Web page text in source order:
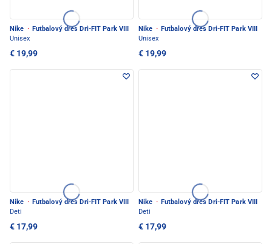
Nike · Futbalový dres Dri-FIT Park VIII
Unisex
€ 19,99
Nike · Futbalový dres Dri-FIT Park VIII
Unisex
€ 19,99
Nike · Futbalový dres Dri-FIT Park VIII
Deti
€ 17,99
Nike · Futbalový dres Dri-FIT Park VIII
Deti
€ 17,99